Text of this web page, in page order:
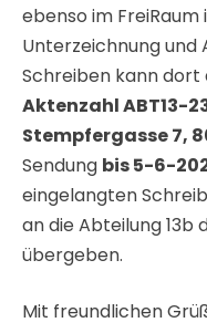
ebenso im
Unterzeichnung und
Schreiben kann dort
Aktenzahl ABT13-
Stempfergasse 7,
Sendung bis 5-6-
eingelangten
an die Abteilung 13b
übergeben.
Mit freundlichen